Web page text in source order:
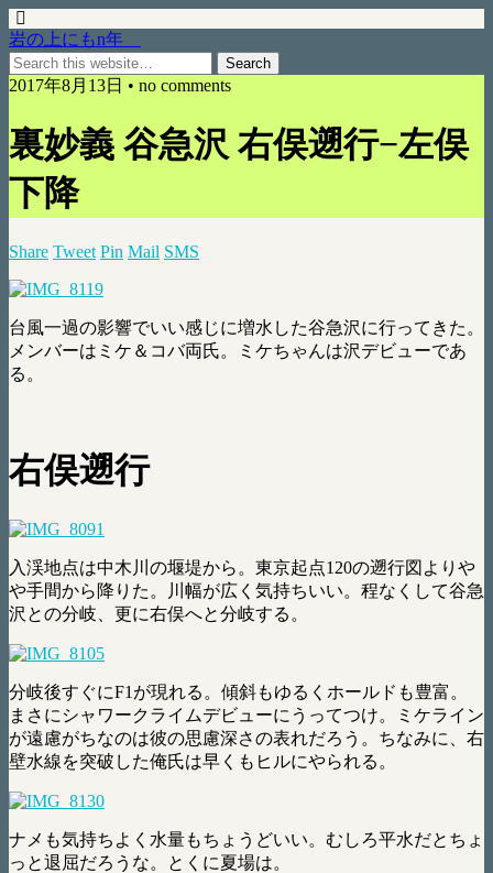
岩の上にもn年
2017年8月13日 • no comments
裏妙義 谷急沢 右俣遡行−左俣
下降
Share Tweet Pin Mail SMS
台風一過の影響でいい感じに増水した谷急沢に行ってきた。
メンバーはミケ＆コバ両氏。ミケちゃんは沢デビューであ
る。
右俣遡行
入渓地点は中木川の堰堤から。東京起点120の遡行図よりや
や手間から降りた。川幅が広く気持ちいい。程なくして谷急
沢との分岐、更に右俣へと分岐する。
分岐後すぐにF1が現れる。傾斜もゆるくホールドも豊富。
まさにシャワークライムデビューにうってつけ。ミケライン
が遠慮がちなのは彼の思慮深さの表れだろう。ちなみに、右
壁水線を突破した俺氏は早くもヒルにやられる。
ナメも気持ちよく水量もちょうどいい。むしろ平水だとちょ
っと退屈だろうな。とくに夏場は。